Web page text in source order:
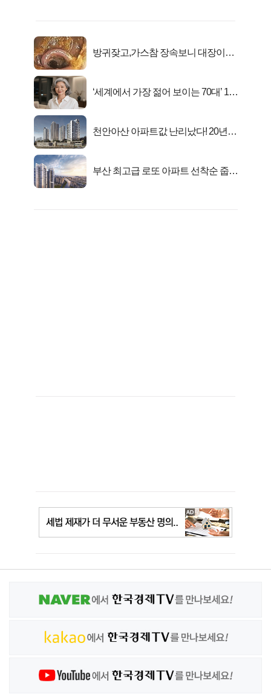
방귀잦고,가스참 장속보니 대장이아
‘세계에서 가장 젊어 보이는 70대’ 1위
천안아산 아파트값 난리났다! 20년
부산 최고급 로또 아파트 선착순 줍줍